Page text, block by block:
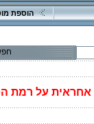
הוספת
אחראית על רמת